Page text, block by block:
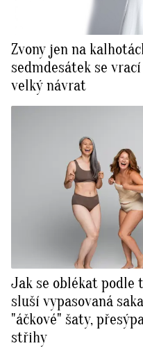
Zvony jen na
sedmdesátek se
velký návrat
Jak se oblékat podle
sluší vypasovaná
"áčkové" šaty,
střihy